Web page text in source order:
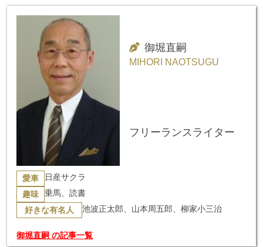
御堀直嗣
MIHORI NAOTSUGU
フリーランスライター
愛車 日産サクラ
趣味 乗馬、読書
好きな有名人 池波正太郎、山本周五郎、柳家小三治
御堀直嗣 の記事一覧